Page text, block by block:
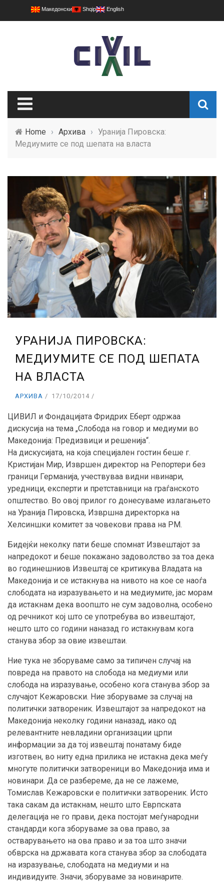
Македонски Shqip English
Home › Архива › Уранија Пировска:
Медиумите се под шепата на власта
УРАНИЈА ПИРОВСКА:
МЕДИУМИТЕ СЕ ПОД ШЕПАТА
НА ВЛАСТА
АРХИВА 17/10/2014
ЦИВИЛ и Фондацијата Фридрих Еберт одржаа
дискусија на тема „Слобода на говор и медиуми во
Македонија: Предизвици и решенија“.
На дискусијата, на која специјален гостин беше г.
Кристијан Мир, Извршен директор на Репортери без
граници Германија, учествуваа видни нвинари,
уредници, експерти и претставници на граѓанското
општество. Во овој прилог го донесуваме излагањето
на Уранија Пировска, Извршна директорка на
Хелсиншки комитет за човекови права на РМ.
Бидејќи неколку пати беше спомнат Извештајот за
напредокот и беше покажано задоволство за тоа дека
во годинешниов Извештај се критикува Владата на
Македонија и се истакнува на нивото на кое се наоѓа
слободата на изразувањето и на медиумите, јас морам
да истакнам дека воопшто не сум задоволна, особено
од речникот кој што се употребува во извештајот,
нешто што со години наназад го истакнувам кога
станува збор за овие извештаи.
Ние тука не зборуваме само за типичен случај на
повреда на правото на слобода на медиуми или
слобода на изразување, особено кога станува збор за
случајот Кежаровски. Ние зборуваме за случај на
политички затвореник. Извештајот за напредокот на
Македонија неколку години наназад, иако од
релевантните невладини организации црпи
информации за да тој извештај понатаму биде
изготвен, во ниту една прилика не истакна дека меѓу
многуте политички затвореници во Македонија има и
новинари. Да се разбереме, да не се лажеме,
Томислав Кежаровски е политички затвореник. Исто
така сакам да истакнам, нешто што Еврпската
делегација не го прави, дека постојат меѓународни
стандарди кога зборуваме за ова право, за
остварувањето на ова право и за тоа што значи
обврска на државата кога станува збор за слободата
на изразување, слободата на медиуми и на
индивидуите. Значи, зборуваме за новинарите.